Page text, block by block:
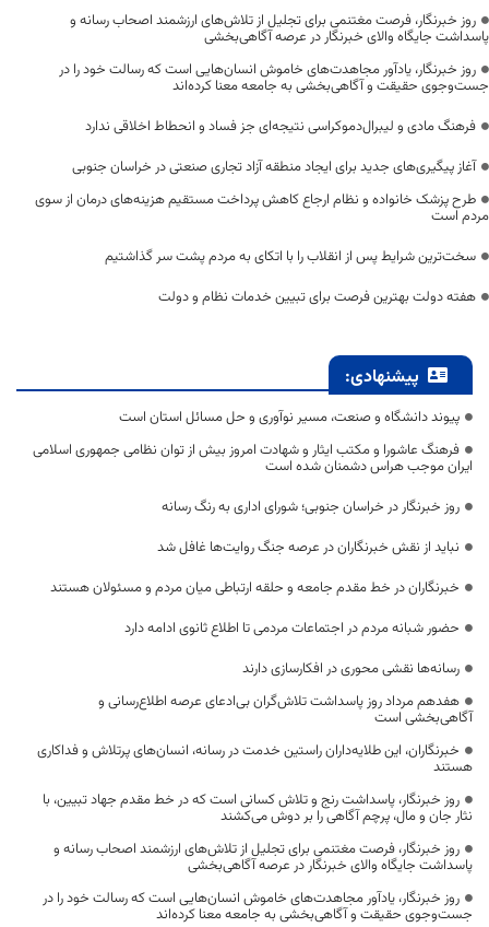
روز خبرنگار، فرصت مغتنمی برای تجلیل از تلاش‌های ارزشمند اصحاب رسانه و
پاسداشت جایگاه والای خبرنگار در عرصه آگاهی‌بخشی
روز خبرنگار، یادآور مجاهدت‌های خاموش انسان‌هایی است که رسالت خود را در
جست‌وجوی حقیقت و آگاهی‌بخشی به جامعه معنا کرده‌اند
فرهنگ مادی و لیبرال‌دموکراسی نتیجه‌ای جز فساد و انحطاط اخلاقی ندارد
آغاز پیگیری‌های جدید برای ایجاد منطقه آزاد تجاری صنعتی در خراسان جنوبی
طرح پزشک خانواده و نظام ارجاع کاهش پرداخت مستقیم هزینه‌های درمان از سوی
مردم است
سخت‌ترین شرایط پس از انقلاب را با اتکای به مردم پشت سر گذاشتیم
هفته دولت بهترین فرصت برای تبیین خدمات نظام و دولت
پیشنهادی:
پیوند دانشگاه و صنعت، مسیر نوآوری و حل مسائل استان است
فرهنگ عاشورا و مکتب ایثار و شهادت امروز بیش از توان نظامی جمهوری اسلامی
ایران موجب هراس دشمنان شده است
روز خبرنگار در خراسان جنوبی؛ شورای اداری به رنگ رسانه
نباید از نقش خبرنگاران در عرصه جنگ روایت‌ها غافل شد
خبرنگاران در خط مقدم جامعه و حلقه ارتباطی میان مردم و مسئولان هستند
حضور شبانه مردم در اجتماعات مردمی تا اطلاع ثانوی ادامه دارد
رسانه‌ها نقشی محوری در افکارسازی دارند
هفدهم مرداد روز پاسداشت تلاش‌گران بی‌ادعای عرصه اطلاع‌رسانی و
آگاهی‌بخشی است
خبرنگاران، این طلایه‌داران راستین خدمت در رسانه، انسان‌های پرتلاش و فداکاری
هستند
روز خبرنگار، پاسداشت رنج و تلاش کسانی است که در خط مقدم جهاد تبیین، با
نثار جان و مال، پرچم آگاهی را بر دوش می‌کشند
روز خبرنگار، فرصت مغتنمی برای تجلیل از تلاش‌های ارزشمند اصحاب رسانه و
پاسداشت جایگاه والای خبرنگار در عرصه آگاهی‌بخشی
روز خبرنگار، یادآور مجاهدت‌های خاموش انسان‌هایی است که رسالت خود را در
جست‌وجوی حقیقت و آگاهی‌بخشی به جامعه معنا کرده‌اند